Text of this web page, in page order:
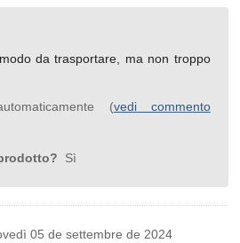
da trasportare, ma non troppo
(vedi commento
Sì
05 de settembre de 2024